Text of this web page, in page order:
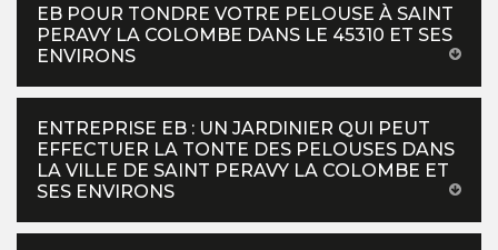
EB POUR TONDRE VOTRE PELOUSE À SAINT
PERAVY LA COLOMBE DANS LE 45310 ET SES
ENVIRONS
ENTREPRISE EB : UN JARDINIER QUI PEUT
EFFECTUER LA TONTE DES PELOUSES DANS
LA VILLE DE SAINT PERAVY LA COLOMBE ET
SES ENVIRONS